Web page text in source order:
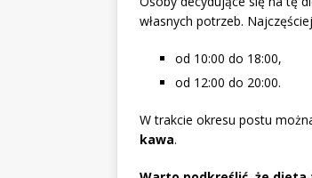
własnych potrzeb.
od 10:00 do 18:00,
od 12:00 do 20:00.
W trakcie okresu postu
kawa.